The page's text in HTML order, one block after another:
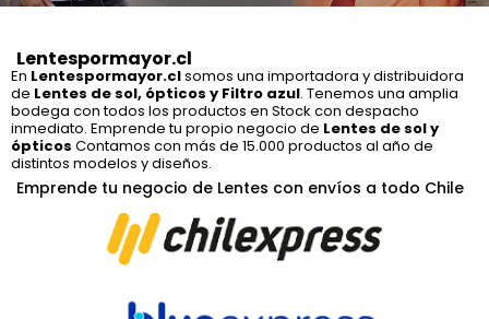
Lentespormayor.cl
En Lentespormayor.clsomos una importadora y distribuidora
de Lentes de sol, ópticos y Filtro azul. Tenemos una amplia
bodega con todos los productos en Stock con despacho
inmediato. Emprende tu propio negocio de Lentes de sol y
ópticos Contamos con más de 15.000 productos al año de
distintos modelos y diseños.
Emprende tu negocio de Lentes con envíos a todo Chile